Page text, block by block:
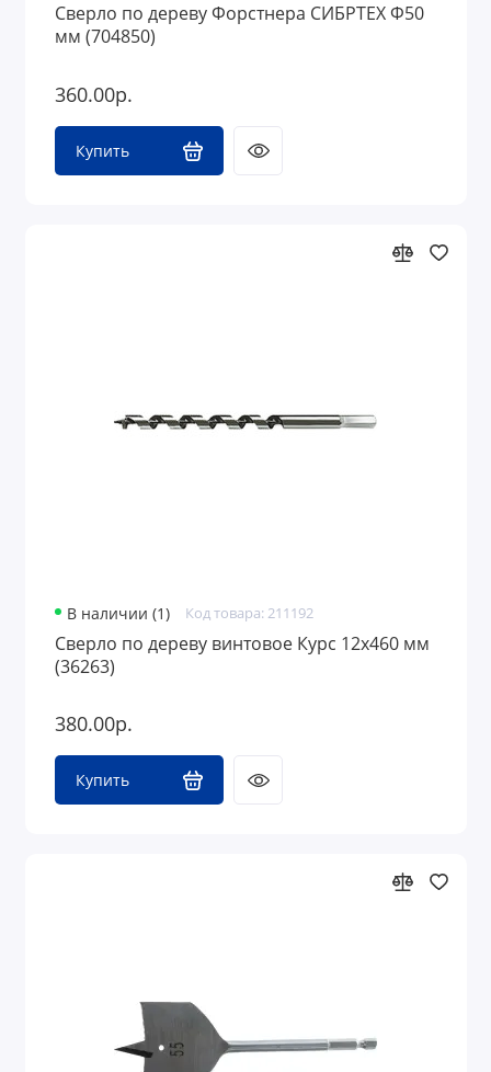
Сверло по дереву Форстнера СИБРТЕХ Ф50
мм (704850)
360.00р.
Купить
В наличии (1) Код товара: 211192
Сверло по дереву винтовое Курс 12х460 мм
(36263)
380.00р.
Купить